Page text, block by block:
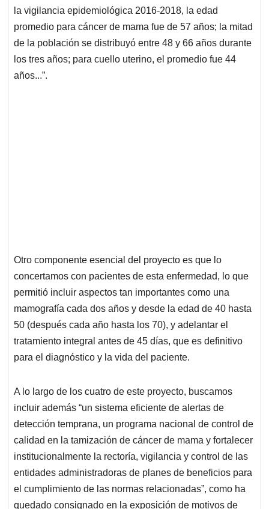
la vigilancia epidemiológica 2016-2018, la edad
promedio para cáncer de mama fue de 57 años; la mitad
de la población se distribuyó entre 48 y 66 años durante
los tres años; para cuello uterino, el promedio fue 44
años...”.
Otro componente esencial del proyecto es que lo
concertamos con pacientes de esta enfermedad, lo que
permitió incluir aspectos tan importantes como una
mamografía cada dos años y desde la edad de 40 hasta
50 (después cada año hasta los 70), y adelantar el
tratamiento integral antes de 45 días, que es definitivo
para el diagnóstico y la vida del paciente.
A lo largo de los cuatro de este proyecto, buscamos
incluir además “un sistema eficiente de alertas de
detección temprana, un programa nacional de control de
calidad en la tamización de cáncer de mama y fortalecer
institucionalmente la rectoría, vigilancia y control de las
entidades administradoras de planes de beneficios para
el cumplimiento de las normas relacionadas”, como ha
quedado consignado en la exposición de motivos de